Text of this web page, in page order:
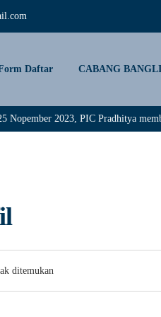
Daftar CABANG BANGLI
2023, PIC Pradhitya
ditemukan